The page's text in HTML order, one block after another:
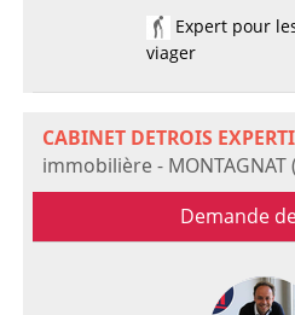
Expert pour
viager
CABINET DETROIS
immobilière - MONTAGNAT
Demande